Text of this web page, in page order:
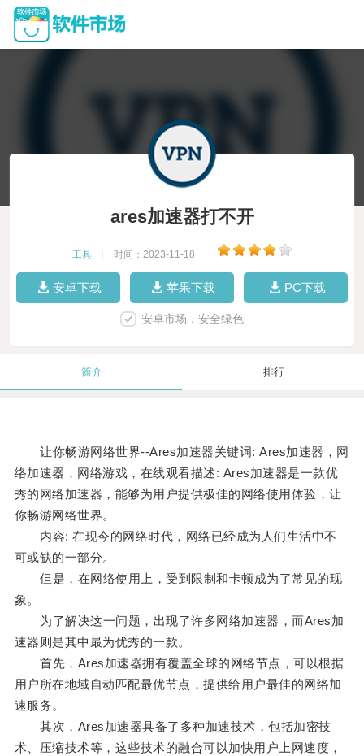
ares加速器打不开
工具 时间：2023-11-18
安卓下载 苹果下载 PC下载
安卓市场，安全绿色
简介 排行
让你畅游网络世界--Ares加速器关键词: Ares加速器，网
络加速器，网络游戏，在线观看描述: Ares加速器是一款优
秀的网络加速器，能够为用户提供极佳的网络使用体验，让
你畅游网络世界。
内容: 在现今的网络时代，网络已经成为人们生活中不
可或缺的一部分。
但是，在网络使用上，受到限制和卡顿成为了常见的现
象。
为了解决这一问题，出现了许多网络加速器，而Ares加
速器则是其中最为优秀的一款。
首先，Ares加速器拥有覆盖全球的网络节点，可以根据
用户所在地域自动匹配最优节点，提供给用户最佳的网络加
速服务。
其次，Ares加速器具备了多种加速技术，包括加密技
术、压缩技术等，这些技术的融合可以加快用户上网速度，